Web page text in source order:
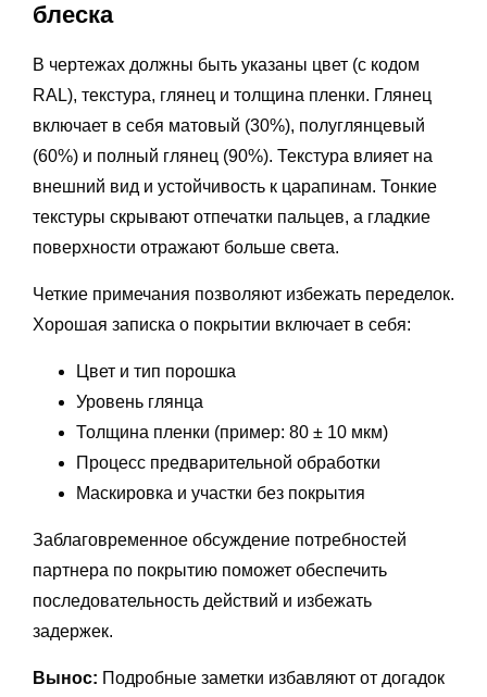
блеска
В чертежах должны быть указаны цвет (с кодом
RAL), текстура, глянец и толщина пленки. Глянец
включает в себя матовый (30%), полуглянцевый
(60%) и полный глянец (90%). Текстура влияет на
внешний вид и устойчивость к царапинам. Тонкие
текстуры скрывают отпечатки пальцев, а гладкие
поверхности отражают больше света.
Четкие примечания позволяют избежать переделок.
Хорошая записка о покрытии включает в себя:
Цвет и тип порошка
Уровень глянца
Толщина пленки (пример: 80 ± 10 мкм)
Процесс предварительной обработки
Маскировка и участки без покрытия
Заблаговременное обсуждение потребностей
партнера по покрытию поможет обеспечить
последовательность действий и избежать
задержек.
Вынос: Подробные заметки избавляют от догадок